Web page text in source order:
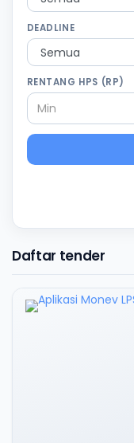
DEADLINE
RENTANG HPS (RP)
Daftar tender